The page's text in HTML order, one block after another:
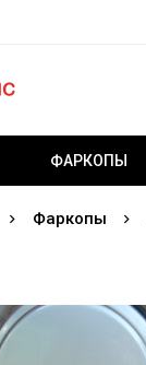
ФАРКОПЫ
Фаркопы